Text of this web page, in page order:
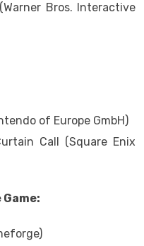
Bros. Interactive
of Europe GmbH)
Call (Square Enix